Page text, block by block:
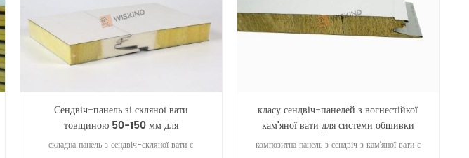
композиційній панелі велику міцність, а
ізоляційний матеріал з кам'яної вати забезпечує
їй велику теплоізоляцію.
звукоізоляцією, вимогами запобігання пожежі в
приміщенні більше досягти мети високої якості,
ефективності, надійності та безпеки.
Сендвіч-панель зі скляної вати
товщиною 50-150 мм для
металочерепиці стін
складна панель з сендвіч-скляної вати є
класу сендвіч-панелей з вогнестійкої
кам'яної вати для системи обшивки
металевими стінами
композитна панель з сендвіч з кам'яної вати є